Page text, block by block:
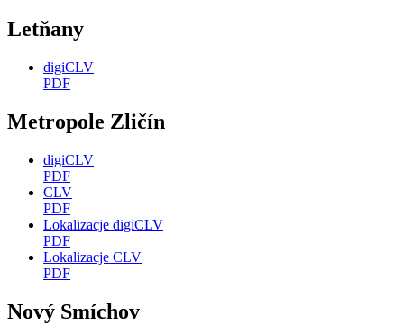
Letňany
digiCLV
PDF
Metropole Zličín
digiCLV
PDF
CLV
PDF
Lokalizacje digiCLV
PDF
Lokalizacje CLV
PDF
Nový Smíchov